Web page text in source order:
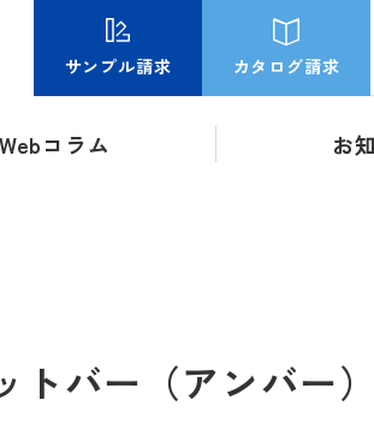
Webコラム お
サンプル請求 カタログ請求
トバー（アンバー）